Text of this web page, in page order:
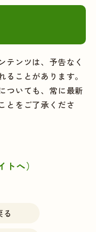
テンツは、予告なく
ことがあります。
ついても、常に最新
とをご了承くださ
へ）